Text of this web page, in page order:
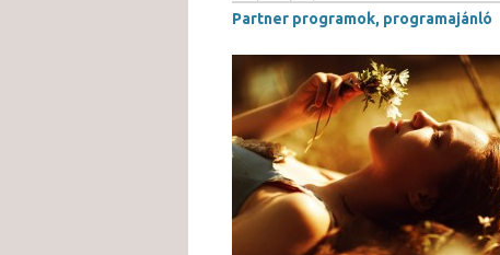
Partner programok, programajánló